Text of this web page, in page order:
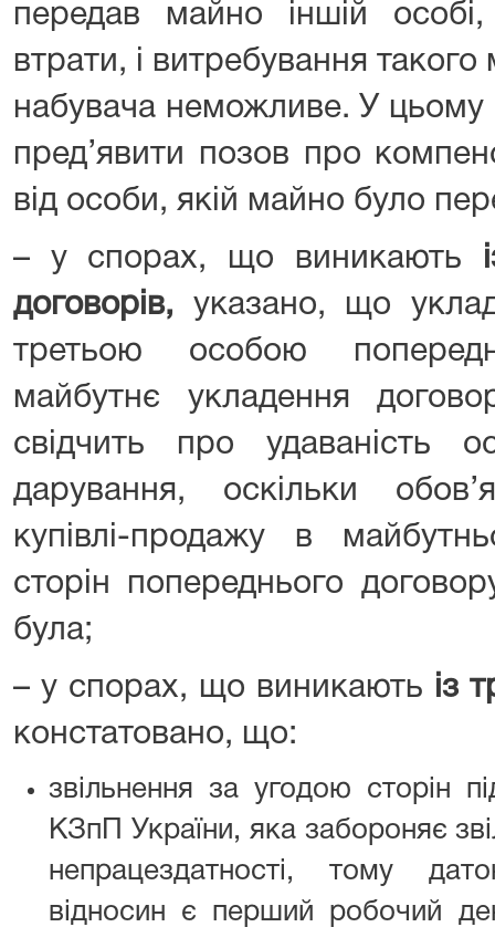
передав майно іншій
втрати, і витребування
набувача неможливе. У цьому
пред’явити позов про
від особи, якій майно було
– у спорах, що виникають
договорів, указано, що
третьою особою
майбутнє укладення
свідчить про удаваність
дарування, оскільки
купівлі-продажу в
сторін попереднього
була;
– у спорах, що виникають
із
констатовано, що:
звільнення за угодою сторін
КЗпП України, яка забороняє
непрацездатності, тому
відносин є перший робочий